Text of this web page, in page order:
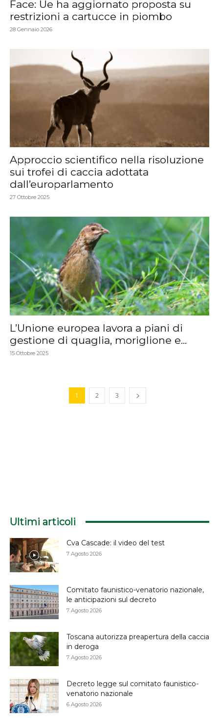
Face: Ue ha aggiornato proposta su
restrizioni a cartucce in piombo
28 Gennaio 2026
Approccio scientifico nella risoluzione
sui trofei di caccia adottata
dall’europarlamento
27 Ottobre 2025
L’Unione europea lavora a piani di
gestione di quaglia, moriglione e...
15 Ottobre 2025
1 2 3
Ultimi articoli
Cva Cascade: il video del test
7 Agosto 2026
Comitato faunistico-venatorio nazionale,
le anticipazioni sul decreto
7 Agosto 2026
Toscana autorizza preapertura della caccia
in deroga
7 Agosto 2026
Decreto legge sul comitato faunistico-
venatorio nazionale
6 Agosto 2026